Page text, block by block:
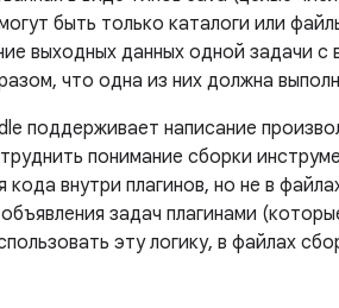
быть только каталоги или
выходных данных одной задачи с
что одна из них должна
поддерживает написание
понимание сборки
кода внутри плагинов, но не в
задач плагинами
эту логику, в файлах